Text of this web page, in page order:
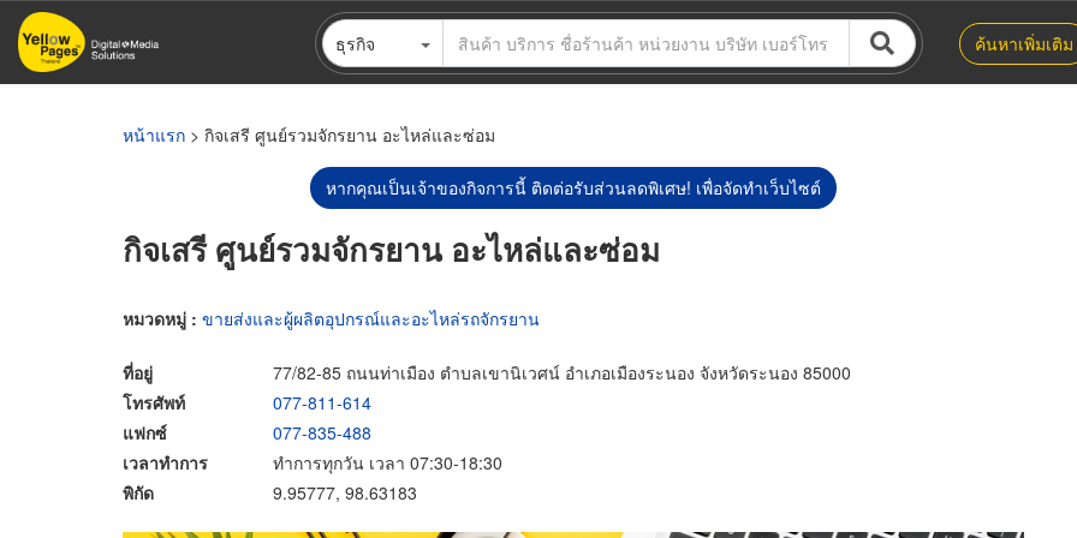
ข้าม
ไป
ธุรกิจ ค้นหาเพิ่มเติม
หน้าแรก > กิจเสรี ศูนย์รวมจักรยาน อะไหล่และซ่อม
หากคุณเป็นเจ้าของกิจการนี้ ติดต่อรับส่วนลดพิเศษ! เพื่อจัดทำเว็บไซต์
กิจเสรี ศูนย์รวมจักรยาน อะไหล่และซ่อม
หมวดหมู่ : ขายส่งและผู้ผลิตอุปกรณ์และอะไหล่รถจักรยาน
ที่อยู่
77/82-85 ถนนท่าเมือง ตำบลเขานิเวศน์ อำเภอเมืองระนอง จังหวัดระนอง 85000
โทรศัพท์
077-811-614
แฟกซ์
077-835-488
เวลาทำการ
ทำการทุกวัน เวลา 07:30-18:30
พิกัด
9.95777, 98.63183